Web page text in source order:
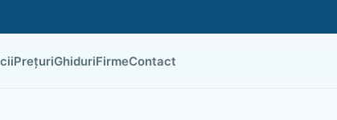
PrețuriGhiduriFirmeContact